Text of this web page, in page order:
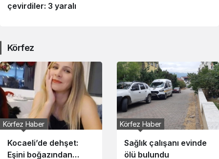
çevirdiler: 3 yaralı
Körfez
Kocaeli’de dehşet:
Eşini boğazından
Körfez Haber
Sağlık çalışanı evinde
ölü bulundu
Körfez Haber